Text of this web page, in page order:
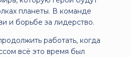
планеты. В команде
и борьбе за лидерство.
работать, когда
всё это время был